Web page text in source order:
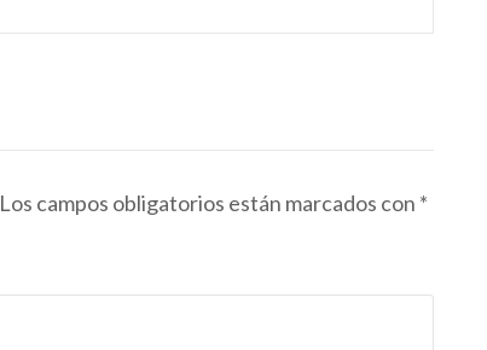
Los campos obligatorios están marcados con *